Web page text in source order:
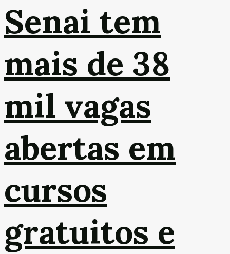
Senai tem
mais de 38
mil vagas
abertas em
cursos
gratuitos e